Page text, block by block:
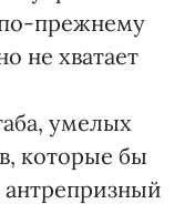
прежнему
не хватает
умелых
которые бы
антрепризный